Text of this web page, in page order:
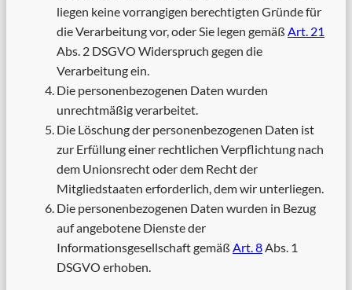
liegen keine vorrangigen berechtigten Gründe für
die Verarbeitung vor, oder Sie legen gemäß Art. 21
Abs. 2 DSGVO Widerspruch gegen die
Verarbeitung ein.
Die personenbezogenen Daten wurden
unrechtmäßig verarbeitet.
Die Löschung der personenbezogenen Daten ist
zur Erfüllung einer rechtlichen Verpflichtung nach
dem Unionsrecht oder dem Recht der
Mitgliedstaaten erforderlich, dem wir unterliegen.
Die personenbezogenen Daten wurden in Bezug
auf angebotene Dienste der
Informationsgesellschaft gemäß Art. 8 Abs. 1
DSGVO erhoben.